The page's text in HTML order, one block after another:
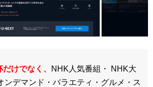
けでなく、
NHK人気番組・ NHK大
ンデマンド・バラエティ・グルメ・ス